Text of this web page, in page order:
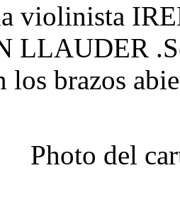
violinista
LLAUDER
los brazos
Photo del